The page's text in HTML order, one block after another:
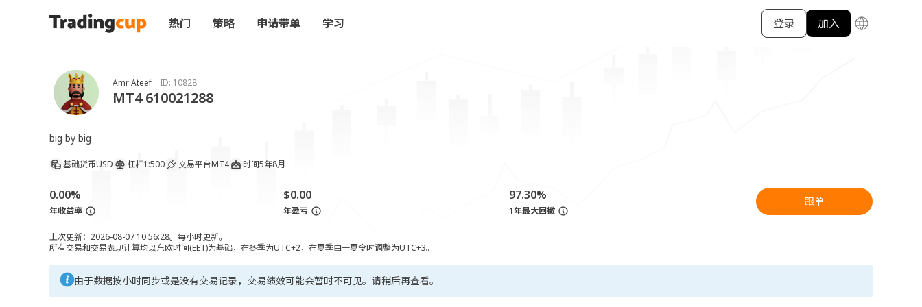
热门 策略 申请带单 学习 登录 加入
Amr Ateef ID: 10828
MT4 610021288
big by big
基础货币USD 杠杆1:500 交易平台MT4 时间5年8月
0.00%
年收益率
$0.00
年盈亏
97.30%
1年最大回撤
跟单
上次更新：2026-08-07 10:56:28。每小时更新。
所有交易和交易表现计算均以东欧时间(EET)为基础，在冬季为UTC+2，在夏季由于夏令时调整为UTC+3。
由于数据按小时同步或是没有交易记录，交易绩效可能会暂时不可见。请稍后再查看。